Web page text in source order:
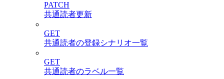
PATCH
共通読者更新
GET
共通読者の登録シナリオ一覧
GET
共通読者のラベル一覧